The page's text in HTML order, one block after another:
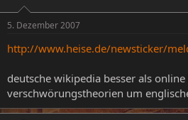
5. Dezember 2007
http://www.heise.de/newsticker/
deutsche wikipedia besser als online
verschwörungstheorien um